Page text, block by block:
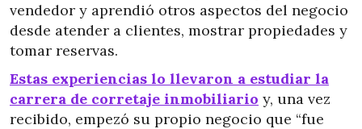
vendedor y aprendió otros aspectos del negocio
desde atender a clientes, mostrar propiedades y
tomar reservas.
Estas experiencias lo llevaron a estudiar la
carrera de corretaje inmobiliario y, una vez
recibido, empezó su propio negocio que “fue